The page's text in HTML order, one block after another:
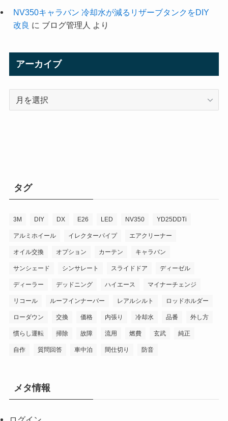
NV350キャラバン 冷却水が減るリザーブタンクをDIY
改良 に ブログ管理人 より
アーカイブ
タグ
3M DIY DX E26 LED NV350 YD25DDTi
アルミホイール イレクターパイプ エアクリーナー
オイル交換 オプション カーテン キャラバン
サンシェード シンサレート スライドドア ディーゼル
ディーラー デッドニング ハイエース マイナーチェンジ
リコール ルーフインナーバー レアルシルト ロッドホルダー
ローダウン 交換 価格 内張り 冷却水 品番 外し方
慣らし運転 掃除 故障 流用 燃費 玄武 純正
自作 質問回答 車中泊 間仕切り 防音
メタ情報